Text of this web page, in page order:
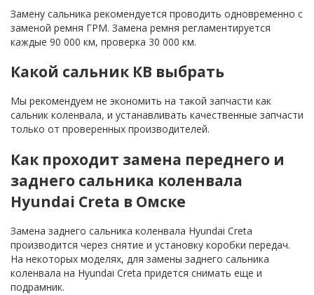
Замену сальника рекомендуется проводить одновременно с
заменой ремня ГРМ. Замена ремня регламентируется
каждые 90 000 км, проверка 30 000 км.
Какой сальник КВ выбрать
Мы рекомендуем не экономить на такой запчасти как
сальник коленвала, и устанавливать качественные запчасти
только от проверенных производителей.
Как проходит замена переднего и
заднего сальника коленвала
Hyundai Creta в Омске
Замена заднего сальника коленвала Hyundai Creta
производится через снятие и установку коробки передач.
На некоторых моделях, для замены заднего сальника
коленвала на Hyundai Creta придется снимать еще и
подрамник.